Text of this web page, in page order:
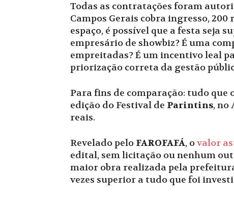
Todas as contratações foram
Campos Gerais cobra ingresso,
espaço, é possível que a festa seja
empresário de showbiz? É uma
empreitadas? É um incentivo leal
priorização correta da gestão
Para fins de comparação: tudo
edição do Festival de Parintins, no
reais.
Revelado pelo FAROFAFÁ, ovalor
edital, sem licitação ou nenhum
maior obra realizada pela
vezes superior a tudo que foi